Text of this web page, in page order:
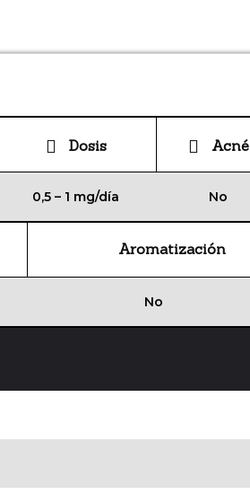
Dosis Acné
0,5 – 1 mg/día No
Aromatización
No